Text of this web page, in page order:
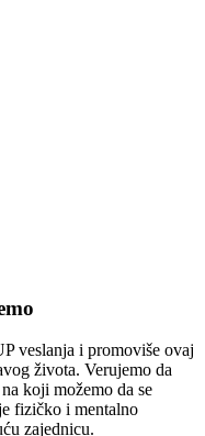
veslanja i promoviše ovaj
života. Verujemo da
koji možemo da se
fizičko i mentalno
zajednicu.